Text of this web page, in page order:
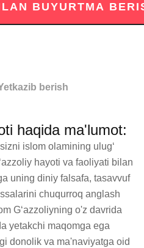
berish
haqida ma'lumot:
islom olamining ulugʻ
hayoti va faoliyati bilan
uning diniy falsafa, tasavvuf
chuqurroq anglash
Gʻazzoliyning o'z davrida
yetakchi maqomga ega
donolik va ma'naviyatga oid